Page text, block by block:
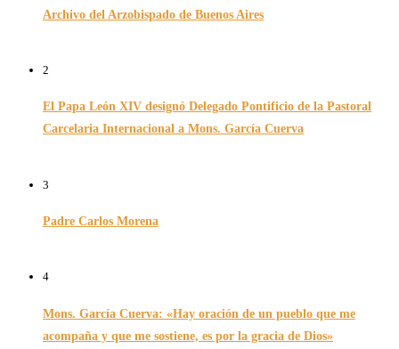
Archivo del Arzobispado de Buenos Aires
2
El Papa León XIV designó Delegado Pontificio de la Pastoral
Carcelaria Internacional a Mons. García Cuerva
3
Padre Carlos Morena
4
Mons. García Cuerva: «Hay oración de un pueblo que me
acompaña y que me sostiene, es por la gracia de Dios»